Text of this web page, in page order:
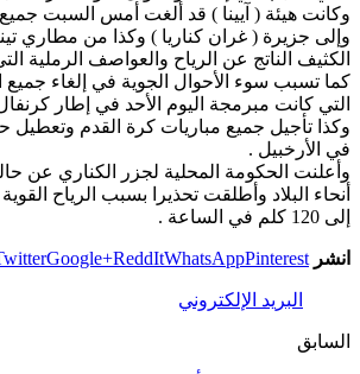
وكانت هيئة ( آيينا ) قد ألغت أمس السبت
وإلى جزيرة ( غران كناريا ) وكذا من مطاري
الكثيف الناتج عن الرياح والعواصف الرملية
كما تسبب سوء الأحوال الجوية في إلغاء جميع
التي كانت مبرمجة اليوم الأحد في إطار
وكذا تأجيل جميع مباريات كرة القدم وتعطيل
في الأرخبيل .
وأعلنت الحكومة المحلية لجزر الكناري عن
أنحاء البلاد وأطلقت تحذيرا بسبب الرياح
إلى 120 كلم في الساعة .
انشر Google+ReddItWhatsAppPinterest
البريد الإلكتروني
السابق